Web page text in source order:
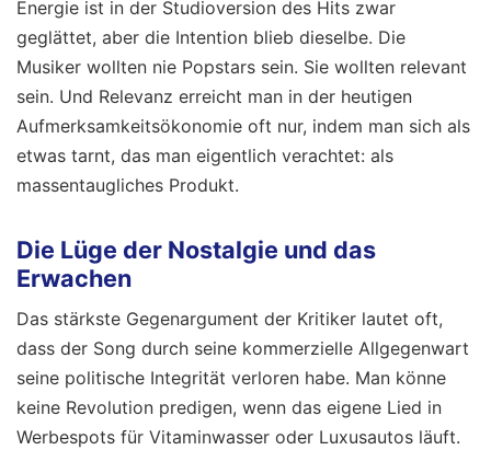
Energie ist in der Studioversion des Hits zwar
geglättet, aber die Intention blieb dieselbe. Die
Musiker wollten nie Popstars sein. Sie wollten relevant
sein. Und Relevanz erreicht man in der heutigen
Aufmerksamkeitsökonomie oft nur, indem man sich als
etwas tarnt, das man eigentlich verachtet: als
massentaugliches Produkt.
Die Lüge der Nostalgie und das
Erwachen
Das stärkste Gegenargument der Kritiker lautet oft,
dass der Song durch seine kommerzielle Allgegenwart
seine politische Integrität verloren habe. Man könne
keine Revolution predigen, wenn das eigene Lied in
Werbespots für Vitaminwasser oder Luxusautos läuft.